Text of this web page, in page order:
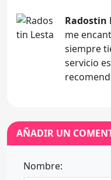
Radostin
me
siempre
servicio
AÑADIR UN
Nombre: